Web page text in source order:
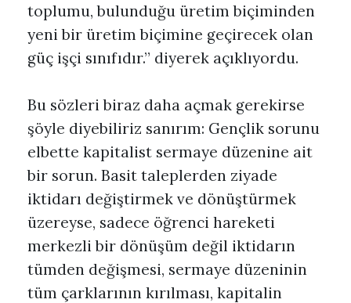
toplumu, bulunduğu üretim biçiminden
yeni bir üretim biçimine geçirecek olan
güç işçi sınıfıdır.” diyerek açıklıyordu.
Bu sözleri biraz daha açmak gerekirse
şöyle diyebiliriz sanırım: Gençlik sorunu
elbette kapitalist sermaye düzenine ait
bir sorun. Basit taleplerden ziyade
iktidarı değiştirmek ve dönüştürmek
üzereyse, sadece öğrenci hareketi
merkezli bir dönüşüm değil iktidarın
tümden değişmesi, sermaye düzeninin
tüm çarklarının kırılması, kapitalin